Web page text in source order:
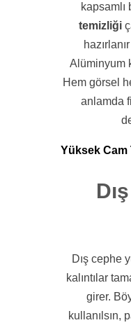
kapsamlı
temizliği
Alüminyum
Hem görsel
anlamda
Yüksek Cam
Dış cephe
kalıntılar
girer.
kullanılsın,